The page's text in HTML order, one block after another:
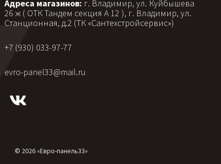
Адреса магазинов: г. Владимир, ул. Куйбышева
26 ж ( ОТК Тандем секция А 12 ), г. Владимир, ул.
Станционная, д.2 (ТК «Сантехстройсервис»)
+7 (930) 033-97-77
evro-panel33@mail.ru
© 2026 «Евро-панель33»